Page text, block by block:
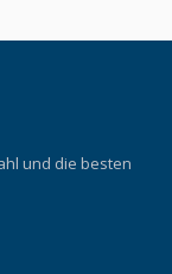
und die besten